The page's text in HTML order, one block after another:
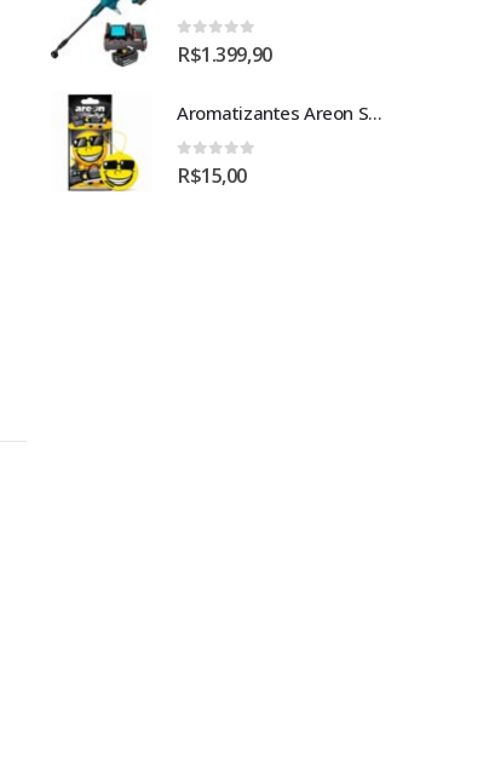
0 out of 5
R$1.399,90
Aromatizantes Areon Smile Black Crystal (1un)
0 out of 5
R$15,00